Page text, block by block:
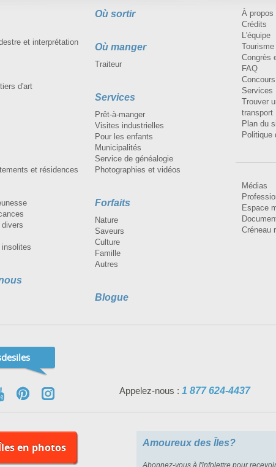
et interprétation
d'art
et résidences
divers
insolites
Où sortir
Où manger
Traiteur
Services
Prêt-à-manger
Visites industrielles
Pour les enfants
Municipalités
Service de généalogie
Photographies et vidéos
Forfaits
Nature
Saveurs
Culture
Famille
Autres
Blogue
À propos
Crédits
L'équipe
Congrès
FAQ
Concours
Services
Trouver
transport
Plan du
Politique
Médias
Espace
Créneau
Appelez-nous : 1 877 624-4437
en photos Amoureux des Îles?
Abonnez-vous à l'infolettre pour